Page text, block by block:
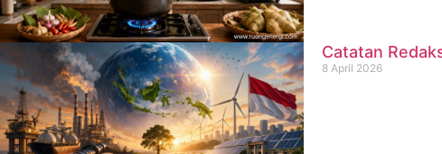
Catatan
8 April 2026